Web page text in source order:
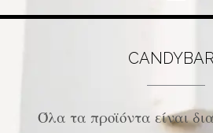
Όλα τα προϊόντα είναι